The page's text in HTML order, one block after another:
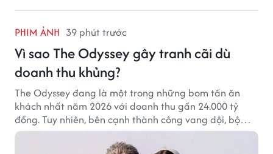
PHIM ẢNH 39 phút trước
Vì sao The Odyssey gây tranh cãi dù
doanh thu khủng?
The Odyssey đang là một trong những bom tấn ăn
khách nhất năm 2026 với doanh thu gần 24.000 tỷ
đồng. Tuy nhiên, bên cạnh thành công vang dội, bộ
phim của Christopher Nolan cũng vấp phải không ít
tranh cãi từ khán giả.